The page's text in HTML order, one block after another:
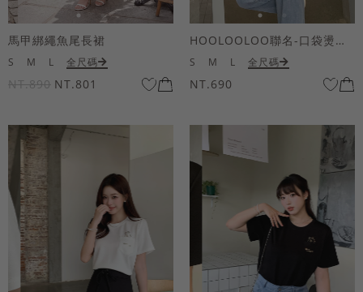
馬甲綁繩魚尾長裙
S M L 全尺碼
NT.890 NT.801
HOOLOOLOO聯名-口袋燙金KUKU熊短袖上衣
S M L 全尺碼
NT.690